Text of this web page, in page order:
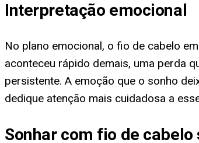
Interpretação emocional
No plano emocional, o fio de cabelo
aconteceu rápido demais, uma perda
persistente. A emoção que o sonho
dedique atenção mais cuidadosa a
Sonhar com fio de